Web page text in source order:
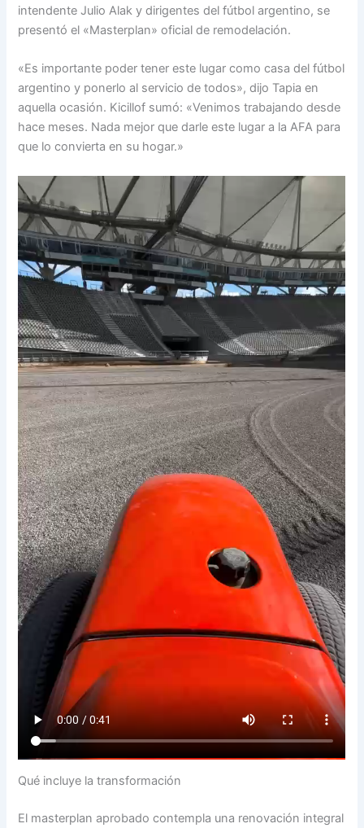
intendente Julio Alak y dirigentes del fútbol argentino, se
presentó el «Masterplan» oficial de remodelación.
«Es importante poder tener este lugar como casa del fútbol
argentino y ponerlo al servicio de todos», dijo Tapia en
aquella ocasión. Kicillof sumó: «Venimos trabajando desde
hace meses. Nada mejor que darle este lugar a la AFA para
que lo convierta en su hogar.»
Qué incluye la transformación
El masterplan aprobado contempla una renovación integral